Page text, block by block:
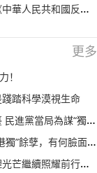
和國反外國制裁法》
更多
！
踐踏科學漠視生命
當局為謀“獨”不要命
，有何臉面溜回香港？
繼續照耀前行之路